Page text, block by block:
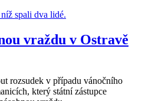
vraždu v Ostravě
rozsudek v případu vánočního
který státní zástupce